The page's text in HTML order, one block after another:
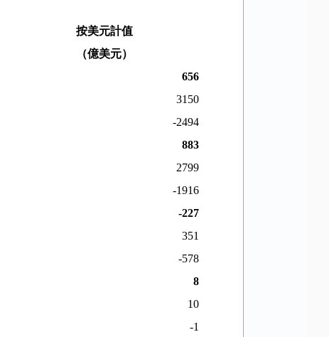
按美元計值
（億美元）
656
3150
-2494
883
2799
-1916
-227
351
-578
8
10
-1